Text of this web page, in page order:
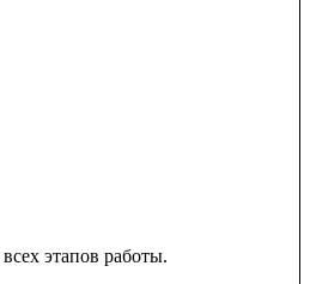
ей необходимо
и эффективные
для дальнейшего
этапов работы.